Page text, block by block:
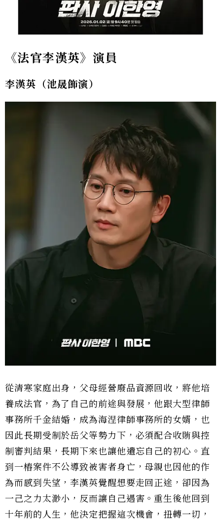
《法官李漢英》演員
李漢英（池晟飾演）
從清寒家庭出身，父母經營廢品資源回收，將他培
養成法官，為了自己的前途與發展，他跟大型律師
事務所千金結婚，成為海涅律師事務所的女婿，也
因此長期受制於岳父等勢力下，必須配合收賄與控
制審判結果，長期下來也讓他遺忘自己的初心。直
到一樁案件不公導致被害者身亡，母親也因他的作
為而感到失望，李漢英覺醒想要走回正途，卻因為
一己之力太渺小，反而讓自己遇害。重生後他回到
十年前的人生，他決定把握這次機會，扭轉一切，